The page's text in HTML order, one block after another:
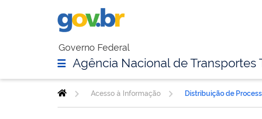
Governo Federal
Agência Nacional de Transportes
Acesso à Informação Distribuição de